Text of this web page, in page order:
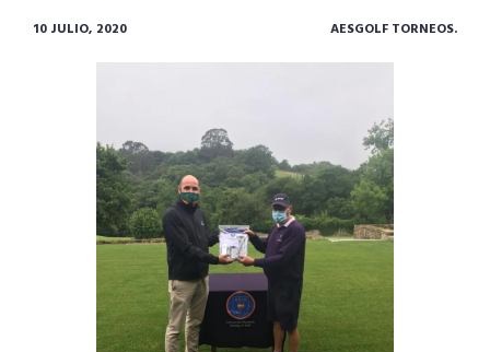
10 JULIO, 2020 AESGOLF TORNEOS.